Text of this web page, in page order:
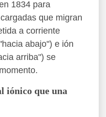
1834 para
que migran
a corriente
abajo") e ión
arriba") se
iónico que una